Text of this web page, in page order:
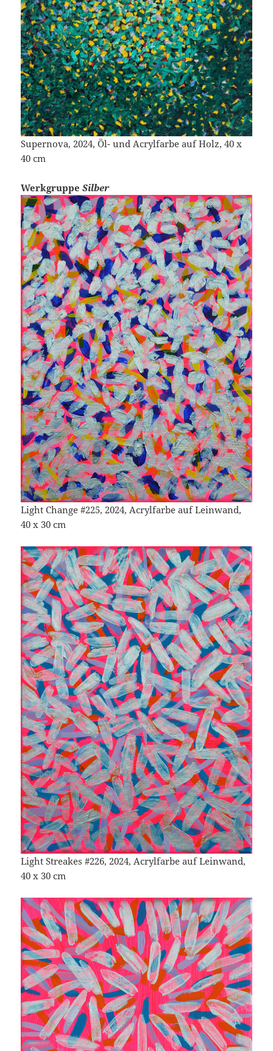
Supernova, 2024, Öl- und Acrylfarbe auf Holz, 40 x
40 cm
WerkgruppeSilber
Light Change #225, 2024, Acrylfarbe auf Leinwand,
40 x 30 cm
Light Streakes #226, 2024, Acrylfarbe auf Leinwand,
40 x 30 cm